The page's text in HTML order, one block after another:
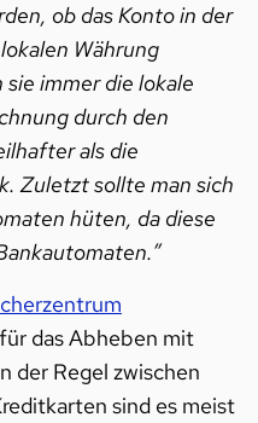
ob das Konto in der
Währung
immer die lokale
durch den
als die
Zuletzt sollte man sich
hüten, da diese
das Abheben mit
der Regel zwischen
sind es meist